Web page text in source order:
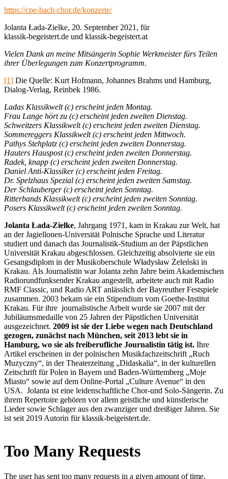
https://cpe-bach-chor.de/konzerte/
Jolanta Łada-Zielke, 20. September 2021, für
klassik-begeistert.de und klassik-begeistert.at
Vielen Dank an meine Mitsängerin Sophie Werkmeister fürs Teilen
ihrer Überlegungen zum Konzertprogramm.
[1] Die Quelle: Kurt Hofmann, Johannes Brahms und Hamburg,
Dialog-Verlag, Reinbek 1986.
Ladas Klassikwelt (c) erscheint jeden Montag.
Frau Lange hört zu (c) erscheint jeden zweiten Dienstag.
Schweitzers Klassikwelt (c) erscheint jeden zweiten Dienstag.
Sommereggers Klassikwelt (c) erscheint jeden Mittwoch.
Pathys Stehplatz (c) erscheint jeden zweiten Donnerstag.
Hauters Hauspost (c) erscheint jeden zweiten Donnerstag.
Radek, knapp (c) erscheint jeden zweiten Donnerstag.
Daniel Anti-Klassiker (c) erscheint jeden Freitag.
Dr. Spelzhaus Spezial (c) erscheint jeden zweiten Samstag.
Der Schlauberger (c) erscheint jeden Sonntag.
Ritterbands Klassikwelt (c) erscheint jeden zweiten Sonntag.
Posers Klassikwelt (c) erscheint jeden zweiten Sonntag.
Jolanta Łada-Zielke, Jahrgang 1971, kam in Krakau zur Welt, hat
an der Jagiellonen-Universität Polnische Sprache und Literatur
studiert und danach das Journalistik-Studium an der Päpstlichen
Universität Krakau abgeschlossen. Gleichzeitig absolvierte sie ein
Gesangsdiplom in der Musikoberschule Władysław Żeleński in
Krakau. Als Journalistin war Jolanta zehn Jahre beim Akademischen
Radiorundfunksender Krakau angestellt, arbeitete auch mit Radio
RMF Classic, und Radio ART anlässlich der Bayreuther Festspiele
zusammen. 2003 bekam sie ein Stipendium vom Goethe-Institut
Krakau. Für ihre journalistische Arbeit wurde sie 2007 mit der
Jubiläumsmedaille von 25 Jahren der Päpstlichen Universität
ausgezeichnet. 2009 ist sie der Liebe wegen nach Deutschland
gezogen, zunächst nach München, seit 2013 lebt sie in
Hamburg, wo sie als freiberufliche Journalistin tätig ist. Ihre
Artikel erscheinen in der polnischen Musikfachzeitschrift „Ruch
Muzyczny“, in der Theaterzeitung „Didaskalia“, in der kulturellen
Zeitschrift für Polen in Bayern und Baden-Württemberg „Moje
Miasto“ sowie auf dem Online-Portal „Culture Avenue“ in den
USA. Jolanta ist eine leidenschaftliche Chor-und Solo-Sängerin. Zu
ihrem Repertoire gehören vor allem geistliche und künstlerische
Lieder sowie Schlager aus den zwanziger und dreißiger Jahren. Sie
ist seit 2019 Autorin für klassik-beigeistert.de.